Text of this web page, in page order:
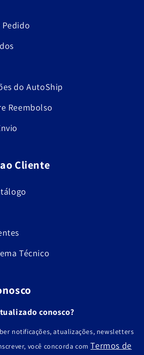
do AutoShip
Reembolso
Cliente
Técnico
conosco?
notificações, atualizações, newsletters
você concorda comTermos de